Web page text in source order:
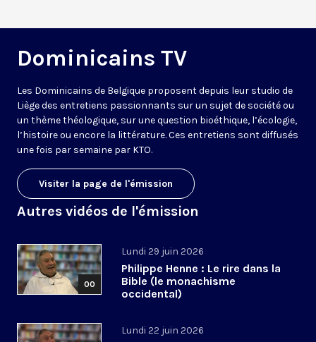
Dominicains TV
Les Dominicains de Belgique proposent depuis leur studio de
Liège des entretiens passionnants sur un sujet de société ou
un thème théologique, sur une question bioéthique, l’écologie,
l’histoire ou encore la littérature. Ces entretiens sont diffusés
une fois par semaine par KTO.
Visiter la page de l'émission
Autres vidéos de l'émission
00
Lundi 29 juin 2026
Philippe Henne : Le rire dans la
Bible (le monachisme
occidental)
Lundi 22 juin 2026